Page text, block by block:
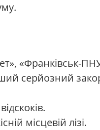
«Франківськ-
серйозний
місцевій лізі.